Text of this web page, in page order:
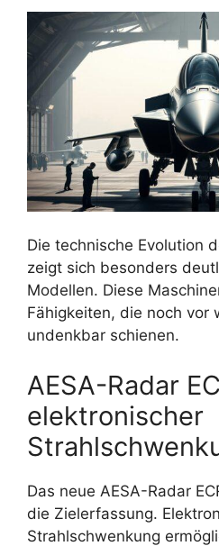
Die technische Evolution
zeigt sich besonders
Modellen. Diese
Fähigkeiten, die noch vor
undenkbar schienen.
AESA-Radar
elektronischer
Das neue AESA-Radar
die Zielerfassung.
Strahlschwenkung